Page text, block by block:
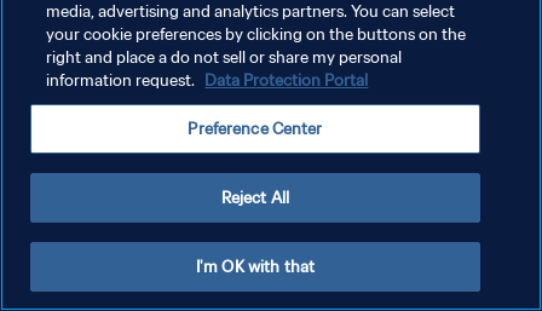
شروط الخدمة
إدارة تفضيلات ملفات تعريف الارتباط
media, advertising and analytics partners. You can select
your cookie preferences by clicking on the buttons on the
right and place a do not sell or share my personal
information request. Data Protection Portal
Preference Center
Reject All
I'm OK with that